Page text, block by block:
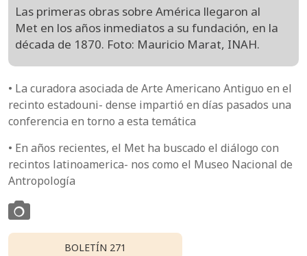
Las primeras obras sobre América llegaron al
Met en los años inmediatos a su fundación, en la
década de 1870. Foto: Mauricio Marat, INAH.
• La curadora asociada de Arte Americano Antiguo en el
recinto estadouni- dense impartió en días pasados una
conferencia en torno a esta temática
• En años recientes, el Met ha buscado el diálogo con
recintos latinoamerica- nos como el Museo Nacional de
Antropología
BOLETÍN 271